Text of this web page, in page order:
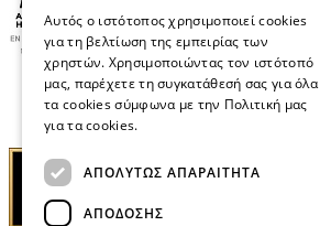
Αυτός ο ιστότοπος χρησιμοποιεί cookies
για τη βελτίωση της εμπειρίας των
χρηστών. Χρησιμοποιώντας τον ιστότοπό
μας, παρέχετε τη συγκατάθεσή σας για όλα
τα cookies σύμφωνα με την Πολιτική μας
για τα cookies.
ΑΠΟΛΎΤΩΣ ΑΠΑΡΑΊΤΗΤΑ
ΑΠΌΔΟΣΗΣ